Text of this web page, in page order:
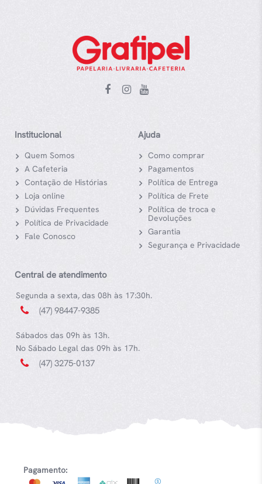
Institucional
Quem Somos
A Cafeteria
Contação de Histórias
Loja online
Dúvidas Frequentes
Política de Privacidade
Fale Conosco
Ajuda
Como comprar
Pagamentos
Política de Entrega
Política de Frete
Política de troca e
Devoluções
Garantia
Segurança e Privacidade
Central de atendimento
Segunda a sexta, das 08h às 17:30h.
(47) 98447-9385
Sábados das 09h às 13h.
No Sábado Legal das 09h às 17h.
(47) 3275-0137
Pagamento: